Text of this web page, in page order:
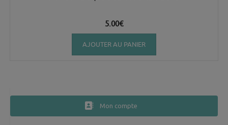
5.00€
AJOUTER AU PANIER
Mon compte